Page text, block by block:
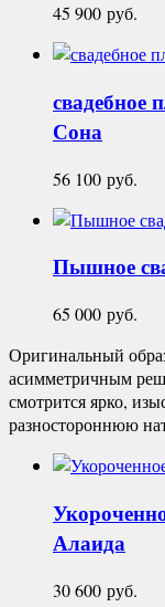
45 900 руб.
свадебное
Сона
56 100 руб.
Пышное
65 000 руб.
Оригинальный
асимметричным
смотрится ярко,
разностороннюю
Алаида
30 600 руб.